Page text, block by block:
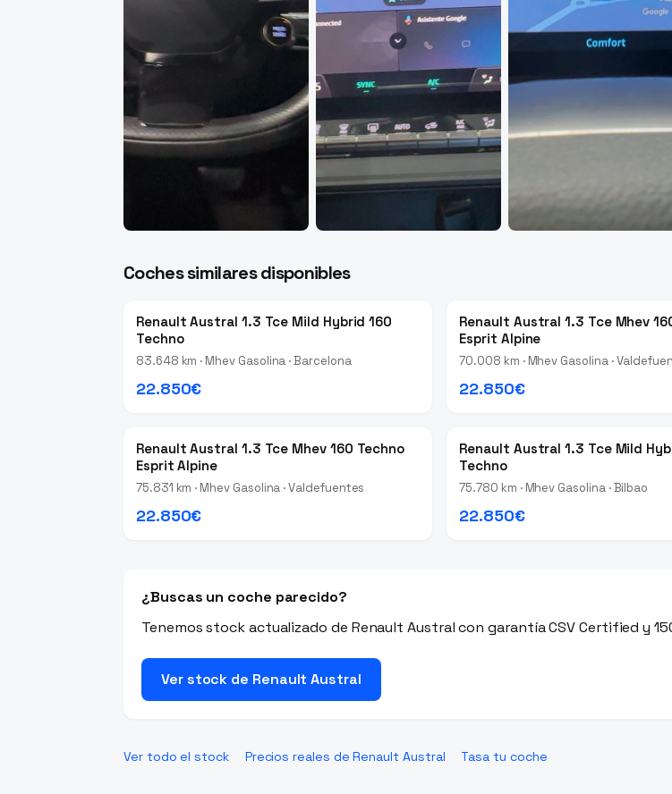
Coches similares disponibles
Renault Austral 1.3 Tce Mild Hybrid 160
Techno
83.648 km · Mhev Gasolina · Barcelona
22.850€
Renault Austral 1.3 Tce Mhev
Esprit Alpine
70.008 km · Mhev Gasolina ·
22.850€
Renault Austral 1.3 Tce Mhev 160 Techno
Esprit Alpine
75.831 km · Mhev Gasolina · Valdefuentes
22.850€
Renault Austral 1.3 Tce Mild
Techno
75.780 km · Mhev Gasolina · Bilbao
22.850€
¿Buscas un coche parecido?
Tenemos stock actualizado de Renault Austral con garantía CSV Certified y
Ver stock de Renault Austral
Ver todo el stock Precios reales de Renault Austral Tasa tu coche